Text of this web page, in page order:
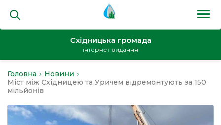
Східницька громада
інтернет-видання
Головна
Новини
Міст між Східницею та Уричем відремонтують за 150
мільйонів